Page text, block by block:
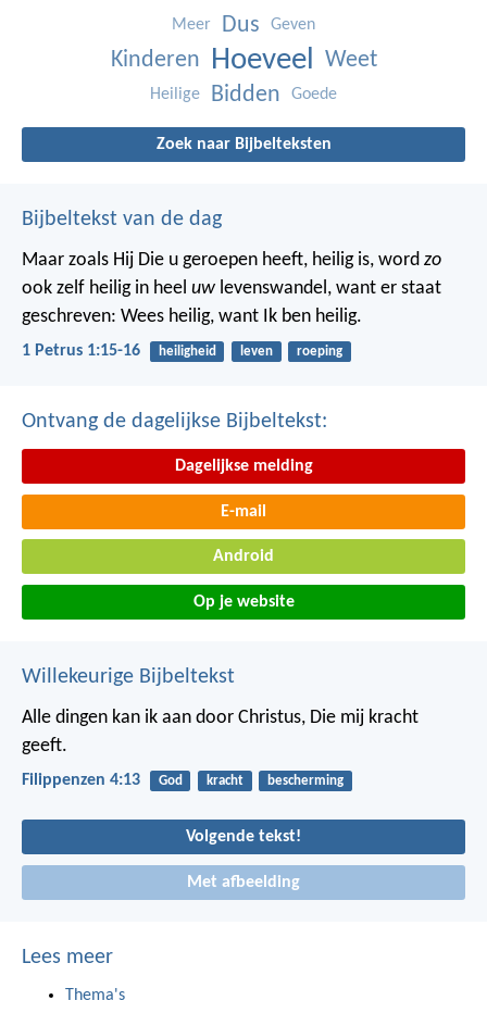
Meer Dus Geven
Kinderen Hoeveel Weet
Heilige Bidden Goede
Zoek naar Bijbelteksten
Bijbeltekst van de dag
Maar zoals Hij Die u geroepen heeft, heilig is, word zo
ook zelf heilig in heel uw levenswandel, want er staat
geschreven: Wees heilig, want Ik ben heilig.
1 Petrus 1:15-16 heiligheid leven roeping
Ontvang de dagelijkse Bijbeltekst:
Dagelijkse melding
E-mail
Android
Op je website
Willekeurige Bijbeltekst
Alle dingen kan ik aan door Christus, Die mij kracht
geeft.
Filippenzen 4:13 God kracht bescherming
Volgende tekst!
Met afbeelding
Lees meer
Thema's